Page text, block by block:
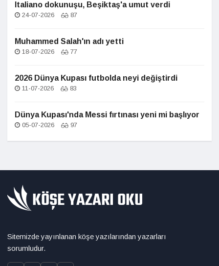
Italiano dokunuşu, Beşiktaş'a umut verdi
24-07-2026 87
Muhammed Salah'ın adı yetti
18-07-2026 77
2026 Dünya Kupası futbolda neyi değiştirdi
11-07-2026 83
Dünya Kupası'nda Messi fırtınası yeni mi başlıyor
05-07-2026 97
Sitemizde yayınlanan köşe yazılarından yazarları
sorumludur.